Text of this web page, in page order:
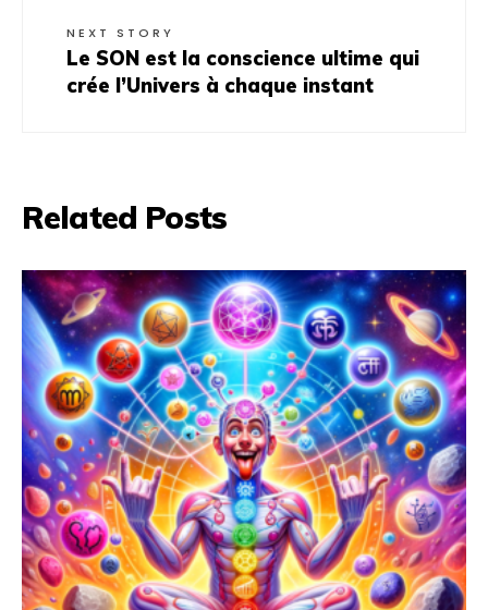
NEXT STORY
Le SON est la conscience ultime qui
crée l’Univers à chaque instant
Related Posts